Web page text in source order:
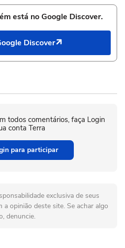
está no Google Discover.
Discover
todos comentários, faça Login
conta Terra
para participar
exclusiva de seus
a opinião deste site. Se achar algo
denuncie.